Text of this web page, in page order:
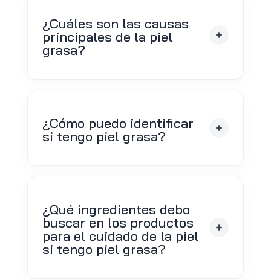
¿Cuáles son las causas
principales de la piel
grasa?
¿Cómo puedo identificar
si tengo piel grasa?
¿Qué ingredientes debo
buscar en los productos
para el cuidado de la piel
si tengo piel grasa?